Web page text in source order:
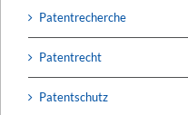
Patentrecherche
Patentrecht
Patentschutz